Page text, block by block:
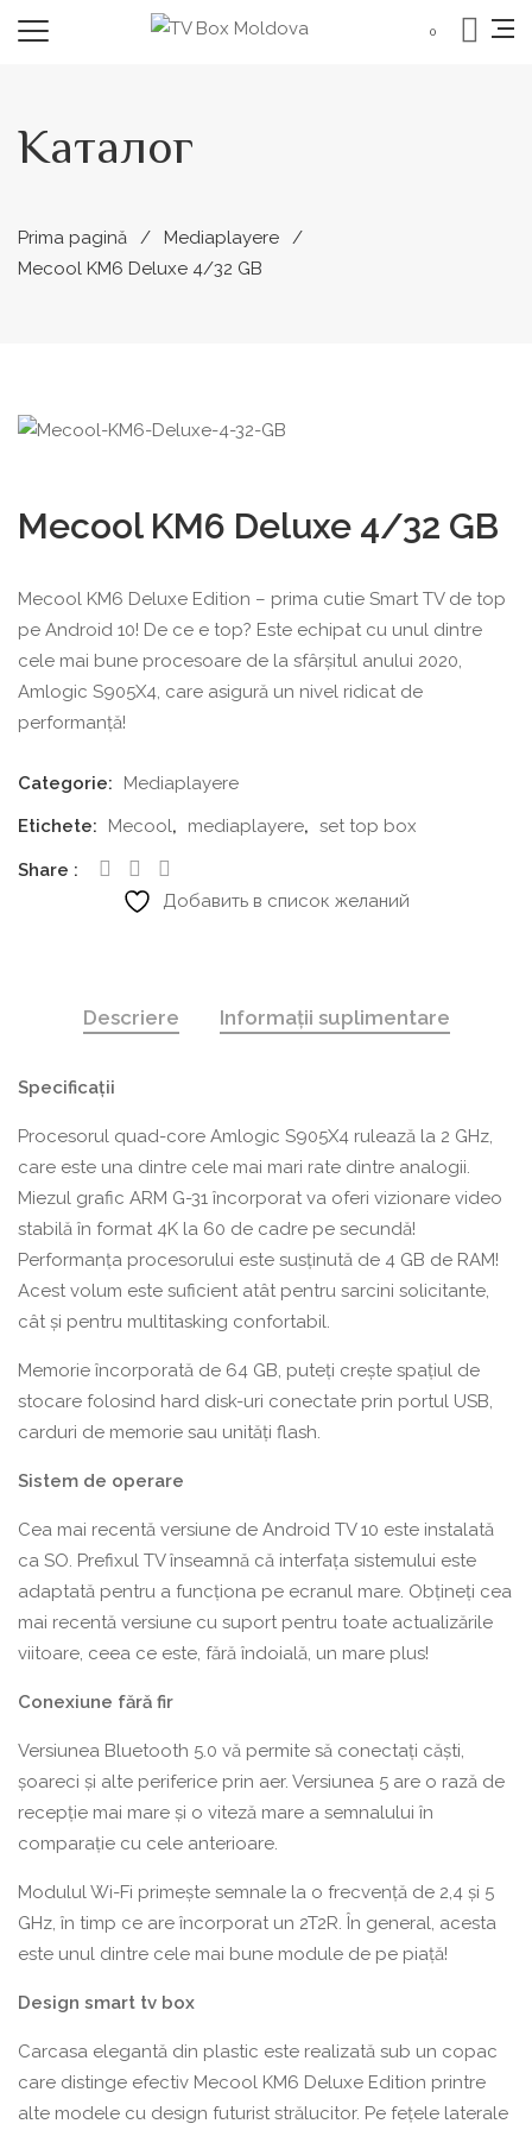
0
Каталог
Prima pagină
Mediaplayere
Mecool KM6 Deluxe 4/32 GB
Mecool KM6 Deluxe 4/32 GB
Mecool KM6 Deluxe Edition – prima cutie Smart TV de top
pe Android 10! De ce e top? Este echipat cu unul dintre
cele mai bune procesoare de la sfârșitul anului 2020,
Amlogic S905X4, care asigură un nivel ridicat de
performanță!
Categorie:
Mediaplayere
Etichete:
Mecool, mediaplayere, set top box
Share
Добавить в список желаний
Descriere Informații suplimentare
Specificații
Procesorul quad-core Amlogic S905X4 rulează la 2 GHz,
care este una dintre cele mai mari rate dintre analogii.
Miezul grafic ARM G-31 încorporat va oferi vizionare video
stabilă în format 4K la 60 de cadre pe secundă!
Performanța procesorului este susținută de 4 GB de RAM!
Acest volum este suficient atât pentru sarcini solicitante,
cât și pentru multitasking confortabil.
Memorie încorporată de 64 GB, puteți crește spațiul de
stocare folosind hard disk-uri conectate prin portul USB,
carduri de memorie sau unități flash.
Sistem de operare
Cea mai recentă versiune de Android TV 10 este instalată
ca SO. Prefixul TV înseamnă că interfața sistemului este
adaptată pentru a funcționa pe ecranul mare. Obțineți cea
mai recentă versiune cu suport pentru toate actualizările
viitoare, ceea ce este, fără îndoială, un mare plus!
Conexiune fără fir
Versiunea Bluetooth 5.0 vă permite să conectați căști,
șoareci și alte periferice prin aer. Versiunea 5 are o rază de
recepție mai mare și o viteză mare a semnalului în
comparație cu cele anterioare.
Modulul Wi-Fi primește semnale la o frecvență de 2,4 și 5
GHz, în timp ce are încorporat un 2T2R. În general, acesta
este unul dintre cele mai bune module de pe piață!
Design smart tv box
Carcasa elegantă din plastic este realizată sub un copac
care distinge efectiv Mecool KM6 Deluxe Edition printre
alte modele cu design futurist strălucitor. Pe fețele laterale